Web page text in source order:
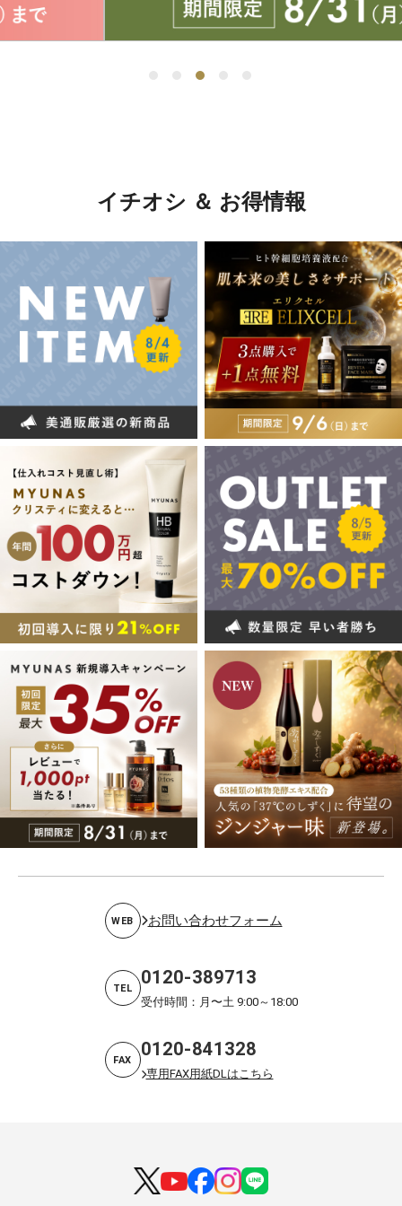
イチオシ ＆ お得情報
WEB お問い合わせフォーム
TEL 0120-389713
受付時間：月〜土 9:00～18:00
FAX 0120-841328
専用FAX用紙DLはこちら